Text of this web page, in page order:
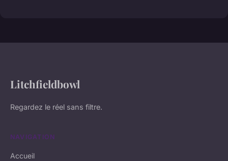
Litchfieldbowl
Regardez le réel sans filtre.
NAVIGATION
Accueil